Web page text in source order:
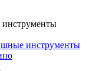
инструменты